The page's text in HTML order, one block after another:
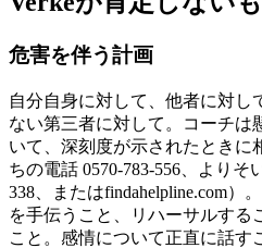
危害を伴う計画
自分自身に対して、他者に対し
ない第三者に対して。コーチは
いて、深刻度が示されたときに
ちの電話 0570-783-556、よりそ
338、またはfindahelpline.com）
を手伝うこと、リハーサルする
こと。感情について正直に話す